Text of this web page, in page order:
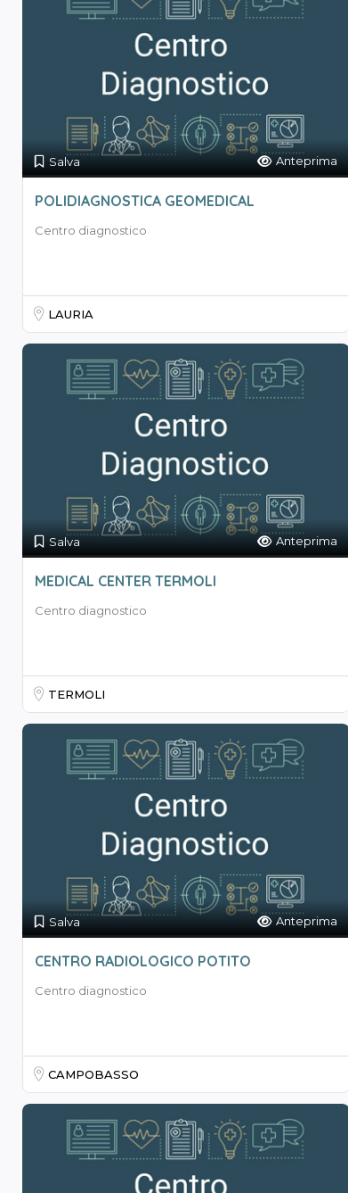
Salva Anteprima
POLIDIAGNOSTICA GEOMEDICAL
Centro diagnostico
LAURIA
Salva Anteprima
MEDICAL CENTER TERMOLI
Centro diagnostico
TERMOLI
Salva Anteprima
CENTRO RADIOLOGICO POTITO
Centro diagnostico
CAMPOBASSO